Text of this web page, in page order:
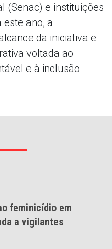
(Senac) e instituições
este ano, a
da iniciativa e
voltada ao
e à inclusão
feminicídio em
a vigilantes